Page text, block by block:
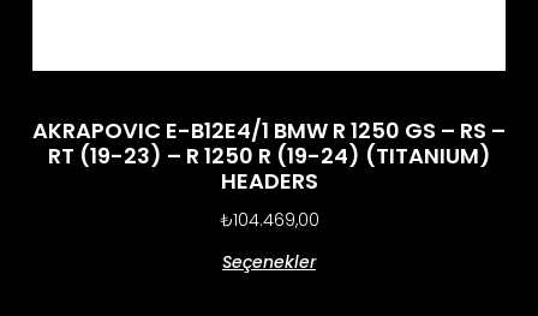
AKRAPOVIC E-B12E4/1 BMW R 1250 GS – RS –
RT (19-23) – R 1250 R (19-24) (TITANIUM)
HEADERS
₺104.469,00
Seçenekler